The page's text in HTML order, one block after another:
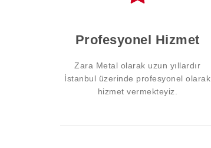
Profesyonel Hizmet
Zara Metal olarak uzun yıllardır
İstanbul üzerinde profesyonel olarak
hizmet vermekteyiz.